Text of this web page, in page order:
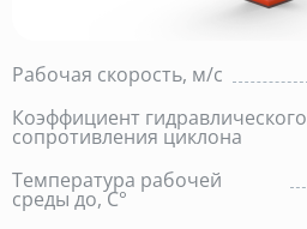
Рабочая скорость, м/с
Коэффициент гидравлического
сопротивления циклона
Температура рабочей
среды до, С°